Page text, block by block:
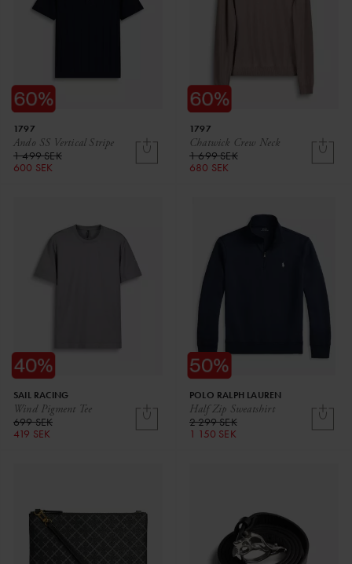
Ando SS Vertical Stripe
1797
1 499 SEK
600 SEK
Chatwick Crew Neck
1797
1 699 SEK
680 SEK
Wind Pigment Tee
SAIL RACING
699 SEK
419 SEK
Half Zip Sweatshirt
POLO RALPH LAUREN
2 299 SEK
1 150 SEK